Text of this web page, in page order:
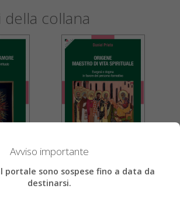
collana
Origene maestro di vita
Avviso importante
portale sono sospese fino a data da
destinarsi.